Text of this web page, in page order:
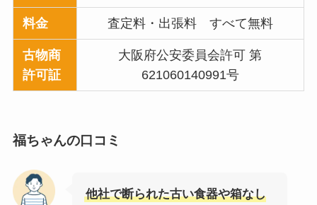
料金 査定料・出張料 すべて無料
古物商
許可証
大阪府公安委員会許可 第
621060140991号
福ちゃんの口コミ
他社で断られた古い食器や箱なし